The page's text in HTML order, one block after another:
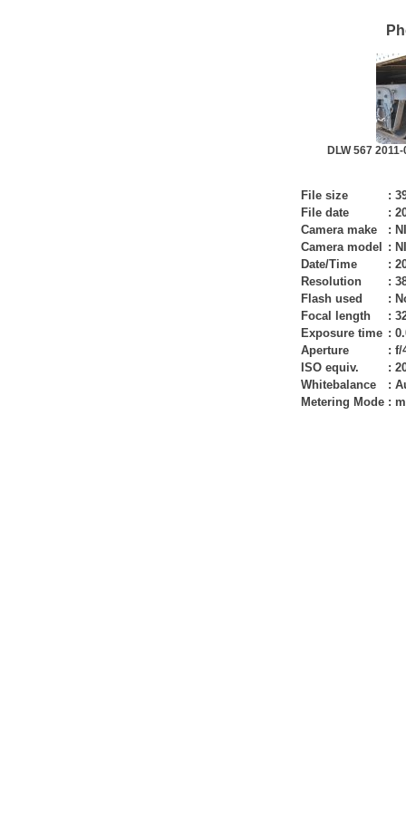
DLW 567
File size :
File date
:
Camera make
:
Camera model
:
Date/Time
:
Resolution
:
Flash used
:
Focal length
:
Exposure time :
Aperture
: f/
ISO equiv.
:
Whitebalance
:
Metering Mode :